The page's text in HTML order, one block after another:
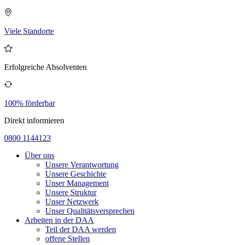
Viele Standorte
Erfolgreiche Absolventen
100% förderbar
Direkt informieren
0800 1144123
Über uns
Unsere Verantwortung
Unsere Geschichte
Unser Management
Unsere Struktur
Unser Netzwerk
Unser Qualitätsversprechen
Arbeiten in der DAA
Teil der DAA werden
offene Stellen